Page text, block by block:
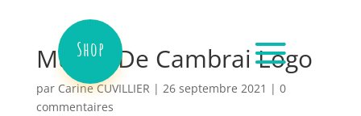
Shop
Musee De Cambrai Logo
par Carine CUVILLIER | 26 septembre 2021 | 0
commentaires